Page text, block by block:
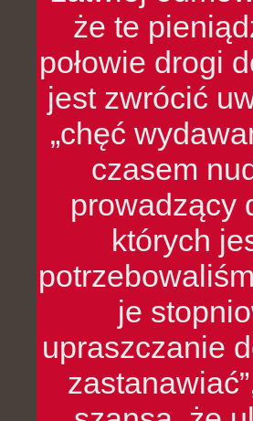
że te
połowie drogi
jest zwrócić
„chęć
czasem
prowadzący
których
je
upraszczanie